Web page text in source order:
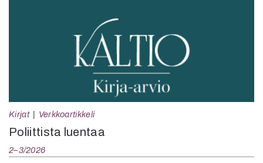
Kirjat Verkkoartikkeli
Poliittista luentaa
2–3/2026